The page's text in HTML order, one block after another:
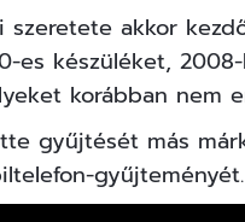
akkor
es készüléket,
korábban nem
gyűjtését más
gyűjteményét.